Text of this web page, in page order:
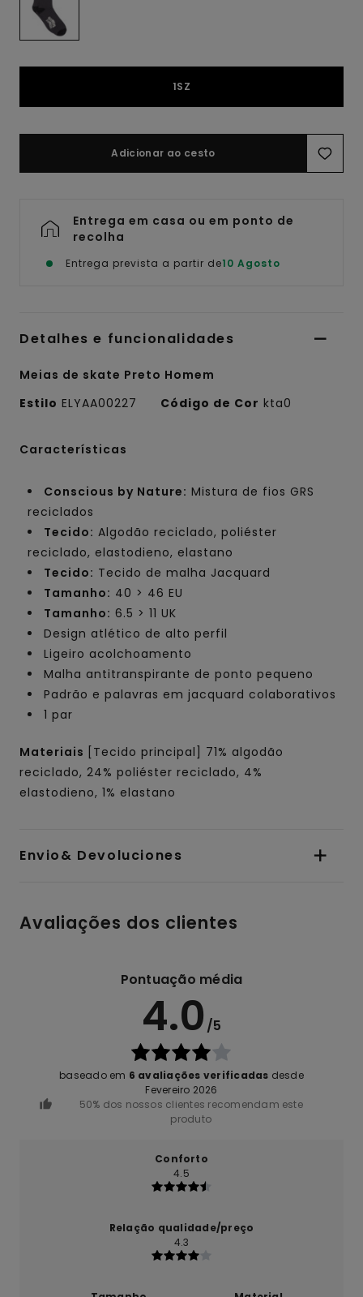
1SZ
Adicionar ao cesto
Entrega em casa ou em ponto de
recolha
Entrega prevista a partir de10 Agosto
Detalhes e funcionalidades
Meias de skate Preto Homem
Estilo ELYAA00227 Código de Cor kta0
Características
Conscious by Nature: Mistura de fios GRS
reciclados
Tecido: Algodão reciclado, poliéster
reciclado, elastodieno, elastano
Tecido: Tecido de malha Jacquard
Tamanho: 40 > 46 EU
Tamanho: 6.5 > 11 UK
Design atlético de alto perfil
Ligeiro acolchoamento
Malha antitranspirante de ponto pequeno
Padrão e palavras em jacquard colaborativos
1 par
Materiais
[Tecido principal] 71% algodão
reciclado, 24% poliéster reciclado, 4%
elastodieno, 1% elastano
Envio& Devoluciones
Avaliações dos clientes
Pontuação média
4.0 /5
baseado em 6 avaliações verificadas desde
Fevereiro 2026
50% dos nossos clientes recomendam este
produto
Conforto
4.5
Relação qualidade/preço
4.3